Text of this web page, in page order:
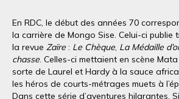
En RDC, le début des années 70
la carrière de Mongo Sise. Celui-ci publie
la revue Zaïre : Le Chèque, La Médaille
chasse. Celles-ci mettaient en scène
sorte de Laurel et Hardy à la sauce
les héros de courts-métrages muets à
Dans cette série d’aventures hilarantes,